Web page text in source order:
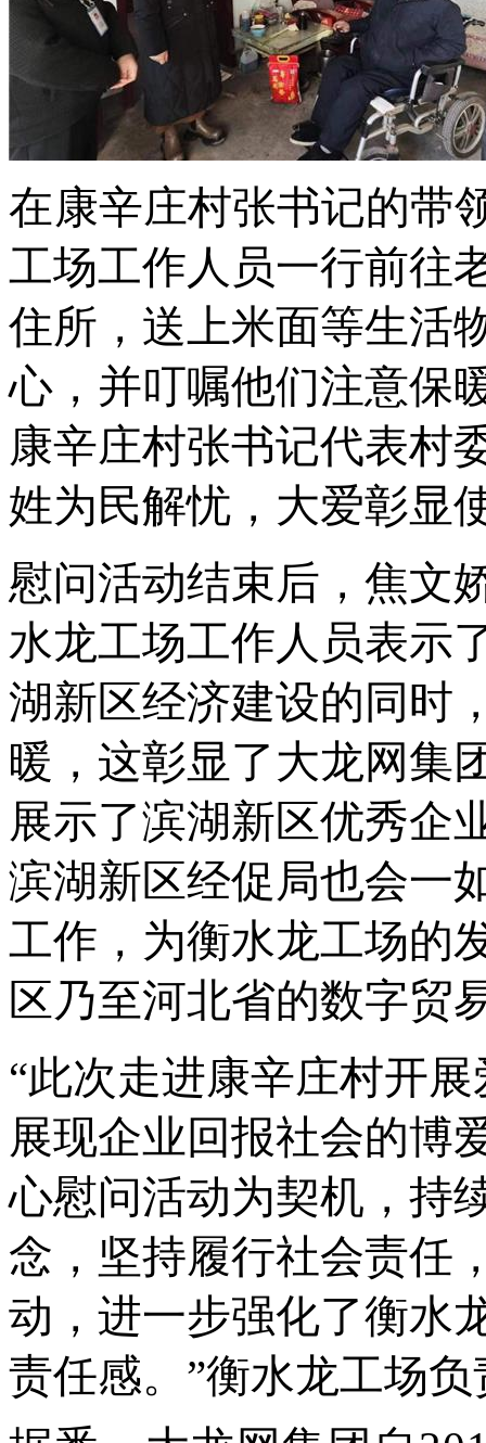
在康辛庄村张书记的带
工场工作人员一行前往
住所，送上米面等生活
心，并叮嘱他们注意保
康辛庄村张书记代表村
姓为民解忧，大爱彰显
慰问活动结束后，焦文
水龙工场工作人员表示
湖新区经济建设的同时
暖， 这彰显了大龙网集
展示了滨湖新区优秀企
滨湖新区经促局也会一
工作， 为衡水龙工场的
区 乃至河北省的数字贸
“此次走进康辛庄村开
展现企业回报社会的博
心慰问活动为契机，持
念，坚持履行社会责任
动，进一步强化了衡水
责任感。”衡水龙工场